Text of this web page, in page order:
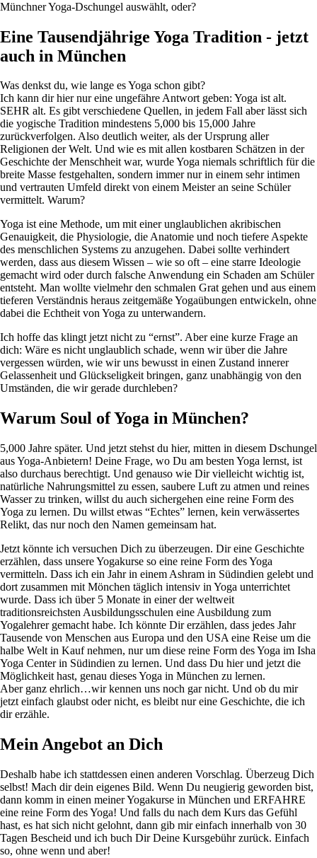
Münchner Yoga-Dschungel auswählt, oder?
Eine Tausendjährige Yoga Tradition - jetzt
auch in München
Was denkst du, wie lange es Yoga schon gibt?
Ich kann dir hier nur eine ungefähre Antwort geben: Yoga ist alt.
SEHR alt. Es gibt verschiedene Quellen, in jedem Fall aber lässt sich
die yogische Tradition mindestens 5,000 bis 15,000 Jahre
zurückverfolgen. Also deutlich weiter, als der Ursprung aller
Religionen der Welt. Und wie es mit allen kostbaren Schätzen in der
Geschichte der Menschheit war, wurde Yoga niemals schriftlich für die
breite Masse festgehalten, sondern immer nur in einem sehr intimen
und vertrauten Umfeld direkt von einem Meister an seine Schüler
vermittelt. Warum?
Yoga ist eine Methode, um mit einer unglaublichen akribischen
Genauigkeit, die Physiologie, die Anatomie und noch tiefere Aspekte
des menschlichen Systems zu anzugehen. Dabei sollte verhindert
werden, dass aus diesem Wissen – wie so oft – eine starre Ideologie
gemacht wird oder durch falsche Anwendung ein Schaden am Schüler
entsteht. Man wollte vielmehr den schmalen Grat gehen und aus einem
tieferen Verständnis heraus zeitgemäße Yogaübungen entwickeln, ohne
dabei die Echtheit von Yoga zu unterwandern.
Ich hoffe das klingt jetzt nicht zu “ernst”. Aber eine kurze Frage an
dich: Wäre es nicht unglaublich schade, wenn wir über die Jahre
vergessen würden, wie wir uns bewusst in einen Zustand innerer
Gelassenheit und Glückseligkeit bringen, ganz unabhängig von den
Umständen, die wir gerade durchleben?
Warum Soul of Yoga in München?
5,000 Jahre später. Und jetzt stehst du hier, mitten in diesem Dschungel
aus Yoga-Anbietern! Deine Frage, wo Du am besten Yoga lernst, ist
also durchaus berechtigt. Und genauso wie Dir vielleicht wichtig ist,
natürliche Nahrungsmittel zu essen, saubere Luft zu atmen und reines
Wasser zu trinken, willst du auch sichergehen eine reine Form des
Yoga zu lernen. Du willst etwas “Echtes” lernen, kein verwässertes
Relikt, das nur noch den Namen gemeinsam hat.
Jetzt könnte ich versuchen Dich zu überzeugen. Dir eine Geschichte
erzählen, dass unsere Yogakurse so eine reine Form des Yoga
vermitteln. Dass ich ein Jahr in einem Ashram in Südindien gelebt und
dort zusammen mit Mönchen täglich intensiv in Yoga unterrichtet
wurde. Dass ich über 5 Monate in einer der weltweit
traditionsreichsten Ausbildungsschulen eine Ausbildung zum
Yogalehrer gemacht habe. Ich könnte Dir erzählen, dass jedes Jahr
Tausende von Menschen aus Europa und den USA eine Reise um die
halbe Welt in Kauf nehmen, nur um diese reine Form des Yoga im Isha
Yoga Center in Südindien zu lernen. Und dass Du hier und jetzt die
Möglichkeit hast, genau dieses Yoga in München zu lernen.
Aber ganz ehrlich…wir kennen uns noch gar nicht. Und ob du mir
jetzt einfach glaubst oder nicht, es bleibt nur eine Geschichte, die ich
dir erzähle.
Mein Angebot an Dich
Deshalb habe ich stattdessen einen anderen Vorschlag. Überzeug Dich
selbst! Mach dir dein eigenes Bild. Wenn Du neugierig geworden bist,
dann komm in einen meiner Yogakurse in München und ERFAHRE
eine reine Form des Yoga! Und falls du nach dem Kurs das Gefühl
hast, es hat sich nicht gelohnt, dann gib mir einfach innerhalb von 30
Tagen Bescheid und ich buch Dir Deine Kursgebühr zurück. Einfach
so, ohne wenn und aber!